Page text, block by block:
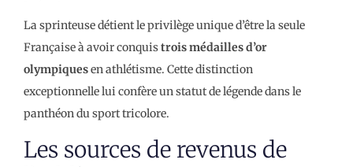
La sprinteuse détient le privilège unique d’être la seule
Française à avoir conquistrois médailles d’or
olympiquesen athlétisme. Cette distinction
exceptionnelle lui confère un statut de légende dans le
panthéon du sport tricolore.
Les sources de revenus de